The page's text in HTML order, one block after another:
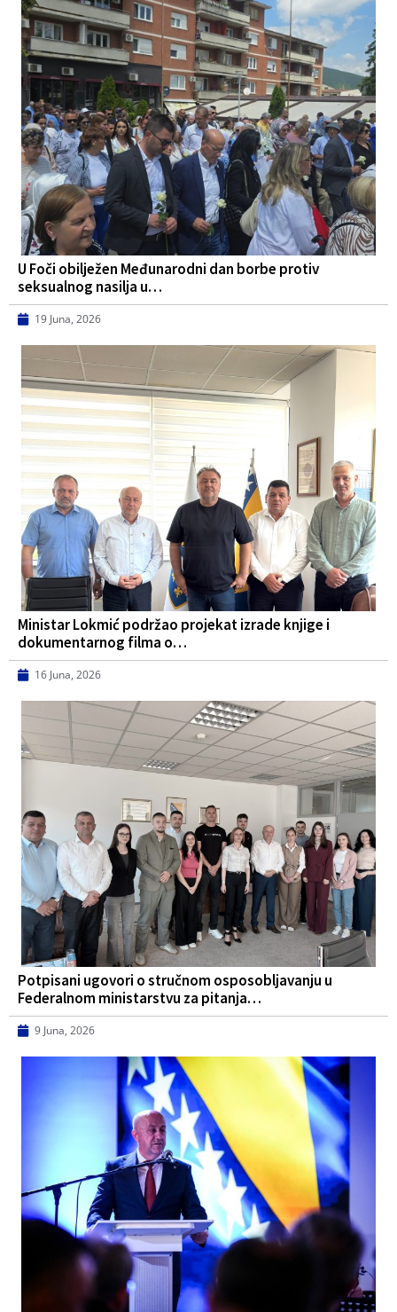
U Foči obilježen Međunarodni dan borbe protiv
seksualnog nasilja u…
19 Juna, 2026
Ministar Lokmić podržao projekat izrade knjige i
dokumentarnog filma o…
16 Juna, 2026
Potpisani ugovori o stručnom osposobljavanju u
Federalnom ministarstvu za pitanja…
9 Juna, 2026